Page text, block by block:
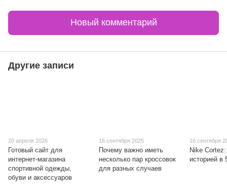
Новый комментарий
Другие записи
20 апреля 2026
Готовый сайт для
интернет-магазина
спортивной одежды,
обуви и аксессуаров
16 сентября 2025
Почему важно иметь
несколько пар кроссовок
для разных случаев
16 сентября
Nike
историей в